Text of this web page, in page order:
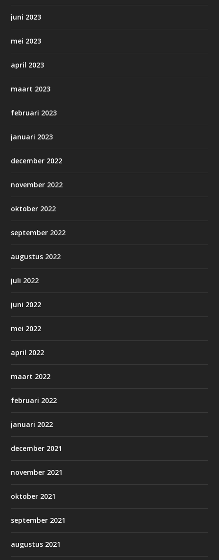
juni 2023
mei 2023
april 2023
maart 2023
februari 2023
januari 2023
december 2022
november 2022
oktober 2022
september 2022
augustus 2022
juli 2022
juni 2022
mei 2022
april 2022
maart 2022
februari 2022
januari 2022
december 2021
november 2021
oktober 2021
september 2021
augustus 2021